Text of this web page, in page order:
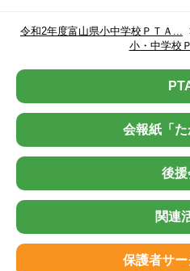
令和2年度富山県小中学校ＰＴＡ...
小・中学校
会報紙「た
後援
関連
保護者サ